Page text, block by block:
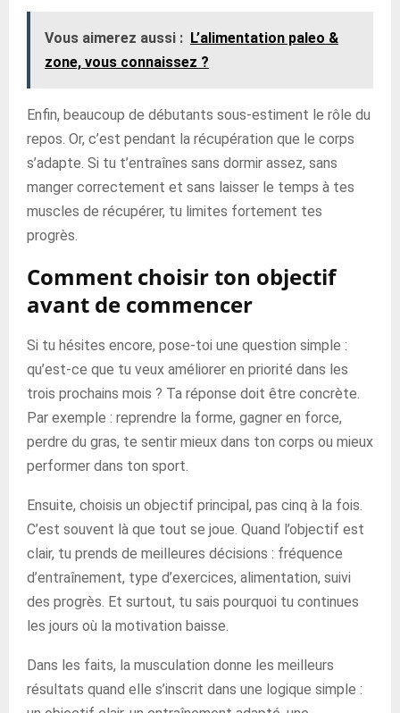
Vous aimerez aussi : L’alimentation paleo &
zone, vous connaissez ?
Enfin, beaucoup de débutants sous-estiment le rôle du
repos. Or, c’est pendant la récupération que le corps
s’adapte. Si tu t’entraînes sans dormir assez, sans
manger correctement et sans laisser le temps à tes
muscles de récupérer, tu limites fortement tes
progrès.
Comment choisir ton objectif
avant de commencer
Si tu hésites encore, pose-toi une question simple :
qu’est-ce que tu veux améliorer en priorité dans les
trois prochains mois ? Ta réponse doit être concrète.
Par exemple : reprendre la forme, gagner en force,
perdre du gras, te sentir mieux dans ton corps ou mieux
performer dans ton sport.
Ensuite, choisis un objectif principal, pas cinq à la fois.
C’est souvent là que tout se joue. Quand l’objectif est
clair, tu prends de meilleures décisions : fréquence
d’entraînement, type d’exercices, alimentation, suivi
des progrès. Et surtout, tu sais pourquoi tu continues
les jours où la motivation baisse.
Dans les faits, la musculation donne les meilleurs
résultats quand elle s’inscrit dans une logique simple :